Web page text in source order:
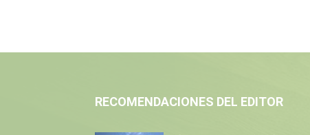
RECOMENDACIONES DEL EDITOR